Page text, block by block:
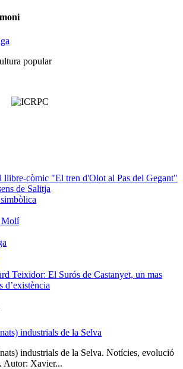
popular
llibre-còmic "El tren d'Olot al Pas del Gegant"
de Salitja
Molí
Teixidor: El Surós de Castanyet, un mas
d’existència
industrials de la Selva
industrials de la Selva. Notícies, evolució
Autor: Xavier...